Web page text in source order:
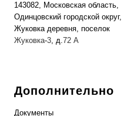
143082, Московская область,
Одинцовский городской округ,
Жуковка деревня, поселок
Жуковка-3, д.72 А
Дополнительно
Документы